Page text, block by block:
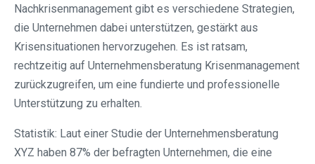
Nachkrisenmanagement gibt es verschiedene Strategien,
die Unternehmen dabei unterstützen, gestärkt aus
Krisensituationen hervorzugehen. Es ist ratsam,
rechtzeitig auf Unternehmensberatung Krisenmanagement
zurückzugreifen, um eine fundierte und professionelle
Unterstützung zu erhalten.
Statistik: Laut einer Studie der Unternehmensberatung
XYZ haben 87% der befragten Unternehmen, die eine